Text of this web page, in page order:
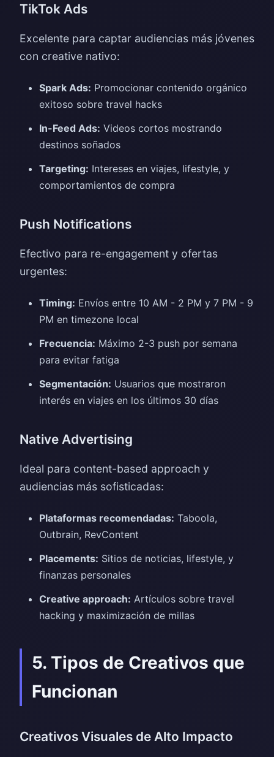
TikTok Ads
Excelente para captar audiencias más jóvenes
con creative nativo:
Spark Ads: Promocionar contenido orgánico
exitoso sobre travel hacks
In-Feed Ads: Videos cortos mostrando
destinos soñados
Targeting: Intereses en viajes, lifestyle, y
comportamientos de compra
Push Notifications
Efectivo para re-engagement y ofertas
urgentes:
Timing: Envíos entre 10 AM - 2 PM y 7 PM - 9
PM en timezone local
Frecuencia: Máximo 2-3 push por semana
para evitar fatiga
Segmentación: Usuarios que mostraron
interés en viajes en los últimos 30 días
Native Advertising
Ideal para content-based approach y
audiencias más sofisticadas:
Plataformas recomendadas: Taboola,
Outbrain, RevContent
Placements: Sitios de noticias, lifestyle, y
finanzas personales
Creative approach: Artículos sobre travel
hacking y maximización de millas
5. Tipos de Creativos que
Funcionan
Creativos Visuales de Alto Impacto